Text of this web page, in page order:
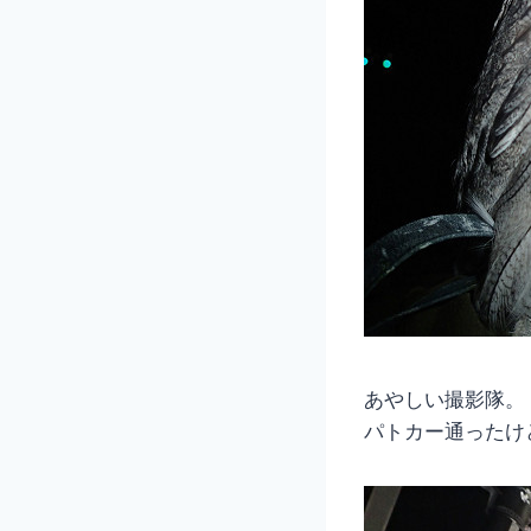
あやしい撮影隊。
パトカー通った